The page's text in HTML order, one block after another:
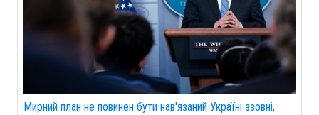
Мирний план не повинен бути нав'язаний Україні ззовні,